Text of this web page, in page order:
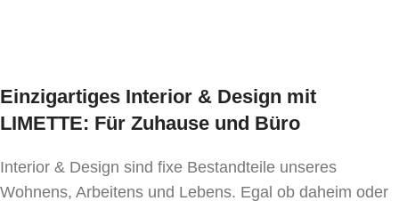
Einzigartiges Interior & Design mit
LIMETTE: Für Zuhause und Büro
Interior & Design sind fixe Bestandteile unseres
Wohnens, Arbeitens und Lebens. Egal ob daheim oder